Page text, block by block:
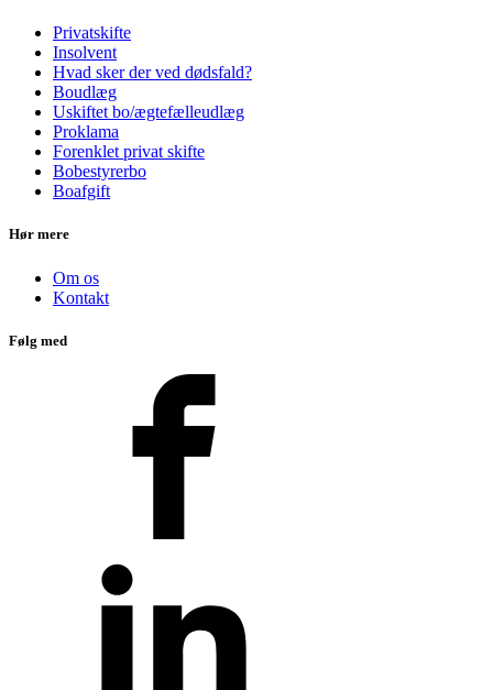
Privatskifte
Insolvent
Hvad sker der ved dødsfald?
Boudlæg
Uskiftet bo/ægtefælleudlæg
Proklama
Forenklet privat skifte
Bobestyrerbo
Boafgift
Hør mere
Om os
Kontakt
Følg med